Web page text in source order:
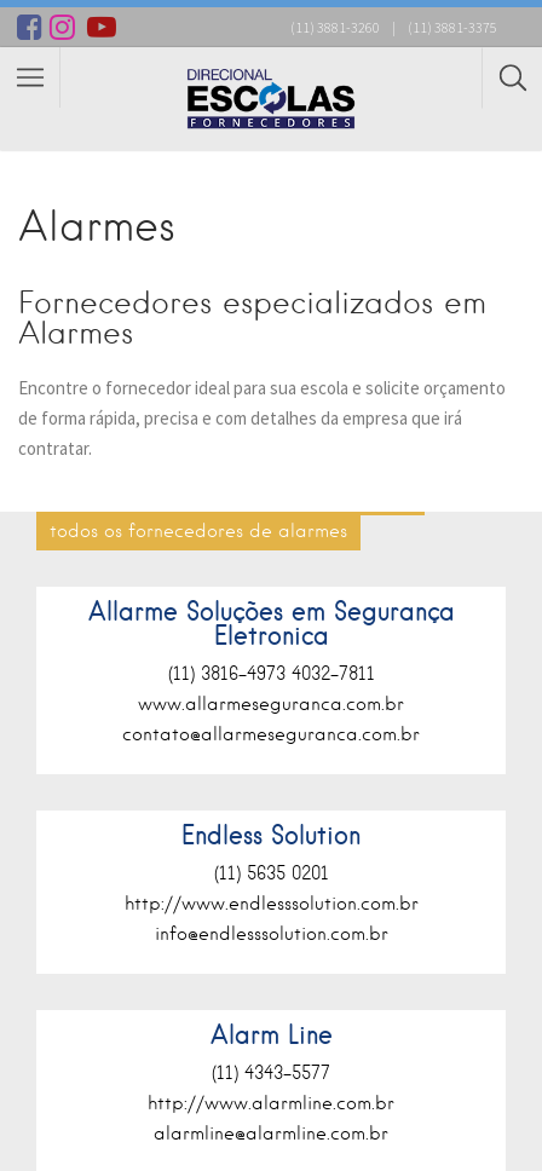
(11) 3881-3260 | (11) 3881-3375
Alarmes
Fornecedores especializados em
Alarmes
Encontre o fornecedor ideal para sua escola e solicite orçamento
de forma rápida, precisa e com detalhes da empresa que irá
contratar.
todos os fornecedores de alarmes
Allarme Soluções em Segurança
Eletronica
(11) 3816-4973 4032-7811
www.allarmeseguranca.com.br
contato@allarmeseguranca.com.br
Endless Solution
(11) 5635 0201
http://www.endlesssolution.com.br
info@endlesssolution.com.br
Alarm Line
(11) 4343-5577
http://www.alarmline.com.br
alarmline@alarmline.com.br